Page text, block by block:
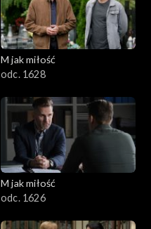
M jak miłość
odc. 1628
M jak miłość
odc. 1626